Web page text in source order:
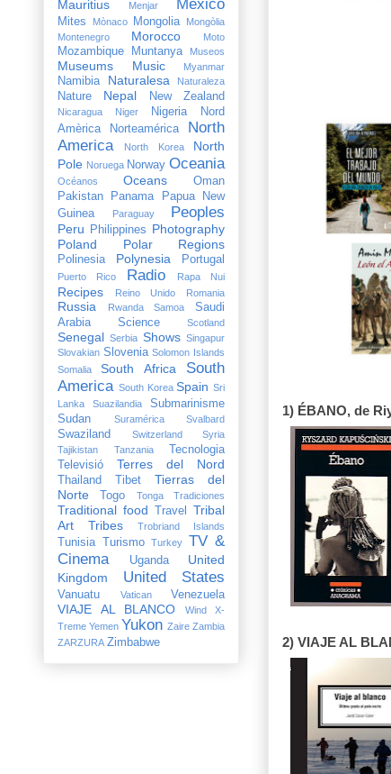
1) ÉBANO, de
2) VIAJE AL
Mauritius Menjar Mexico
Mites Mònaco Mongolia
Mongòlia
Montenegro
Morocco Moto
Mozambique Muntanya Museos
Museums Music Myanmar
Namibia Naturalesa Naturaleza
Nature Nepal New Zealand
Nicaragua Niger Nigeria
Nord
Amèrica
Norteamérica
North
America
North Korea
North
Pole Noruega Norway Oceania
Océanos Oceans
Oman
Pakistan
Panama
Papua New
Guinea
Paraguay Peoples
Peru Philippines Photography
Poland
Polar Regions
Polinesia Polynesia Portugal
Puerto Rico Radio Rapa Nui
Recipes Reino Unido Romania
Russia Rwanda Samoa
Saudi
Arabia
Science Scotland
Senegal Serbia Shows Singapur
Slovakian Slovenia Solomon Islands
Somalia
South Africa
South
America South Korea Spain Sri
Lanka
Suazilandia
Submarinisme
Sudan
Suramérica Svalbard
Swaziland Switzerland
Syria
Tajikistan
Tanzania
Tecnologia
Televisió
Terres del Nord
Thailand Tibet
Tierras del
Norte
Togo Tonga Tradiciones
Traditional food Travel
Tribal
Art
Tribes Trobriand Islands
Tunisia Turismo Turkey TV &
Cinema
Uganda
United
Kingdom
United States
Vanuatu Vatican Venezuela
VIAJE AL BLANCO
Wind X-
Treme Yemen Yukon Zaire Zambia
ZARZURA Zimbabwe